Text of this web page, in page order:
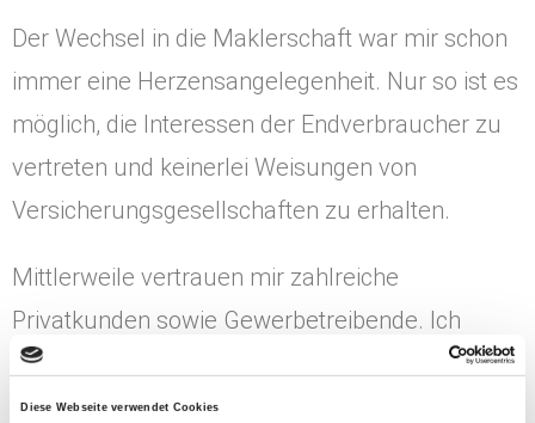
Diese Webseite verwendet Cookies
Der Wechsel in die Maklerschaft war mir schon
immer eine Herzensangelegenheit. Nur so ist es
möglich, die Interessen der Endverbraucher zu
vertreten und keinerlei Weisungen von
Versicherungsgesellschaften zu erhalten.
Mittlerweile vertrauen mir zahlreiche
Privatkunden sowie Gewerbetreibende. Ich
freue mich der Ansprechpartner bei allen
Fragen rund um die Versicherungswelt zu sein.